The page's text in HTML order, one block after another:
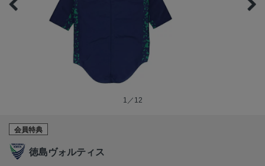
1／12
会員特典
徳島ヴォルティス